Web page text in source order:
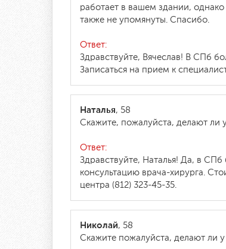
работает в вашем здании,
также не упомянуты. Спасибо.
Ответ:
Здравствуйте, Вячеслав! В СПб
Записаться на прием к
Наталья, 58
Скажите, пожалуйста, делают ли
Ответ:
Здравствуйте, Наталья! Да, в
консультацию врача-хирурга.
центра (812) 323-45-35.
Николай, 58
Скажите пожалуйста, делают ли